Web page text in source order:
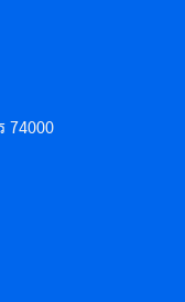
74000